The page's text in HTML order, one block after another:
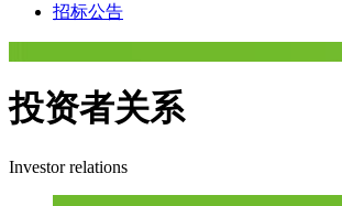
招标公告
投资者关系
Investor relations